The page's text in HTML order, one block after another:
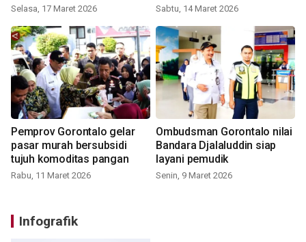
Selasa, 17 Maret 2026 Sabtu, 14 Maret 2026
Pemprov Gorontalo gelar
pasar murah bersubsidi
tujuh komoditas pangan
Rabu, 11 Maret 2026
Ombudsman Gorontalo nilai
Bandara Djalaluddin siap
layani pemudik
Senin, 9 Maret 2026
Infografik